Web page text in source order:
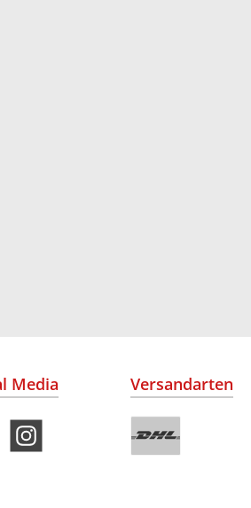
Media Versandarten